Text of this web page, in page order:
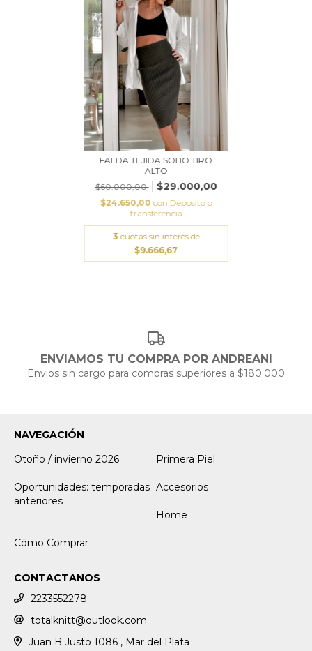
FALDA TEJIDA SOHO TIRO
ALTO
$60.000,00
$29.000,00
$24.650,00con Deposito o
transferencia
3 cuotas sin interés de
$9.666,67
ENVIAMOS TU COMPRA POR ANDREANI
Envios sin cargo para compras superiores a $180.000
NAVEGACIÓN
Otoño / invierno 2026
Primera Piel
Oportunidades: temporadas
anteriores
Accesorios
Home
Cómo Comprar
CONTACTANOS
2233552278
totalknitt@outlook.com
Juan B Justo 1086 , Mar del Plata